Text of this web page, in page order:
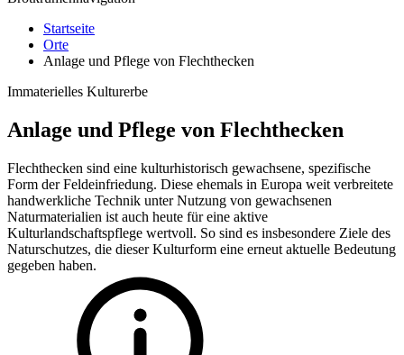
Startseite
Orte
Anlage und Pflege von Flechthecken
Immaterielles Kulturerbe
Anlage und Pflege von Flechthecken
Flechthecken sind eine kulturhistorisch gewachsene, spezifische
Form der Feldeinfriedung. Diese ehemals in Europa weit verbreitete
handwerkliche Technik unter Nutzung von gewachsenen
Naturmaterialien ist auch heute für eine aktive
Kulturlandschaftspflege wertvoll. So sind es insbesondere Ziele des
Naturschutzes, die dieser Kulturform eine erneut aktuelle Bedeutung
gegeben haben.